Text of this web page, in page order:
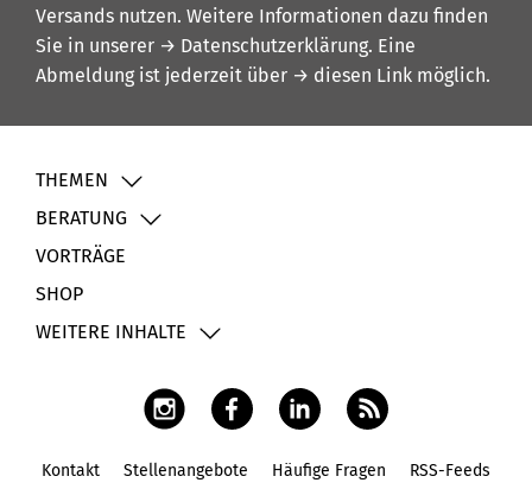
Versands nutzen. Weitere Informationen dazu finden
Sie in unserer → Datenschutzerklärung. Eine
Abmeldung ist jederzeit über → diesen Link möglich.
THEMEN
BERATUNG
VORTRÄGE
SHOP
WEITERE INHALTE
Kontakt Stellenangebote Häufige Fragen RSS-Feeds